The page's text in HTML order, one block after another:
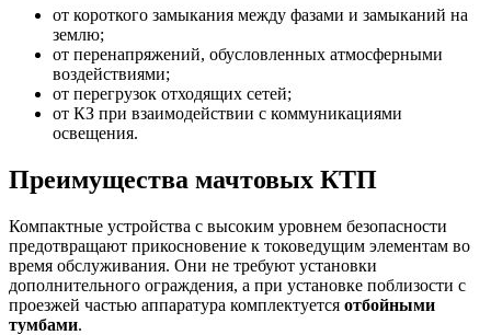
от короткого замыкания между фазами и замыканий на
землю;
от перенапряжений, обусловленных атмосферными
воздействиями;
от перегрузок отходящих сетей;
от КЗ при взаимодействии с коммуникациями
освещения.
Преимущества мачтовых КТП
Компактные устройства с высоким уровнем безопасности
предотвращают прикосновение к токоведущим элементам во
время обслуживания. Они не требуют установки
дополнительного ограждения, а при установке поблизости с
проезжей частью аппаратура комплектуется отбойными
тумбами.